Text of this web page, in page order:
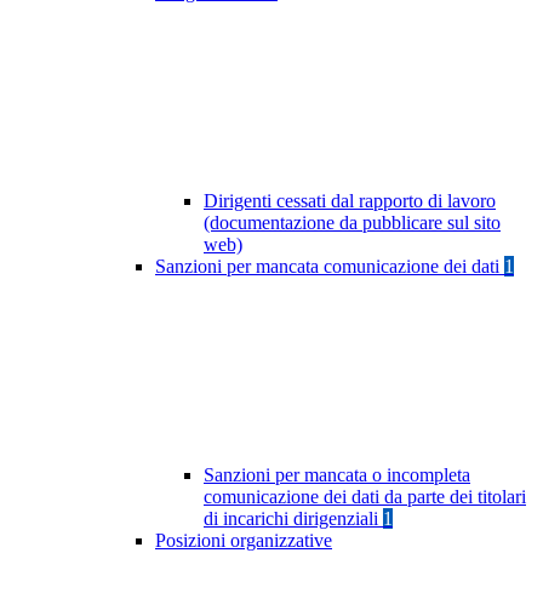
Dirigenti cessati dal rapporto di lavoro
(documentazione da pubblicare sul sito
web)
Sanzioni per mancata comunicazione dei dati 1
Sanzioni per mancata o incompleta
comunicazione dei dati da parte dei titolari
di incarichi dirigenziali 1
Posizioni organizzative